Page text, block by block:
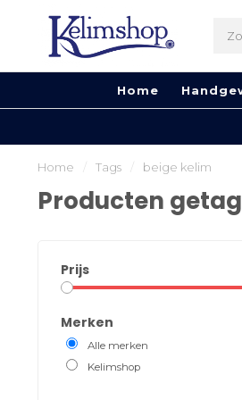
Home
Home Tags beige kelim
Producten
Prijs
Merken
Alle merken
Kelimshop